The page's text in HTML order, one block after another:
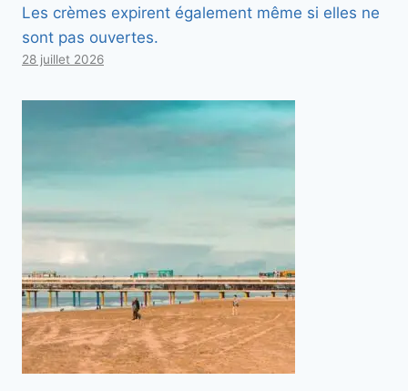
Les crèmes expirent également même si elles ne
sont pas ouvertes.
28 juillet 2026